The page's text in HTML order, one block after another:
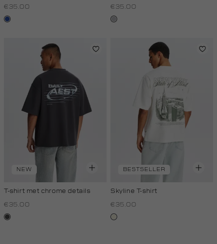
€35.00
kobaltblauw
€35.00
lichtgrijs
NEW
T-shirt met chrome details
€35.00
donkergrijs
BESTSELLER
Skyline T-shirt
€35.00
wit,